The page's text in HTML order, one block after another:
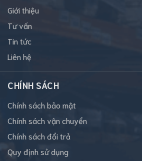
Giới thiệu
Tư vấn
Tin tức
Liên hệ
CHÍNH SÁCH
Chính sách bảo mật
Chính sách vận chuyển
Chính sách đổi trả
Quy định sử dụng